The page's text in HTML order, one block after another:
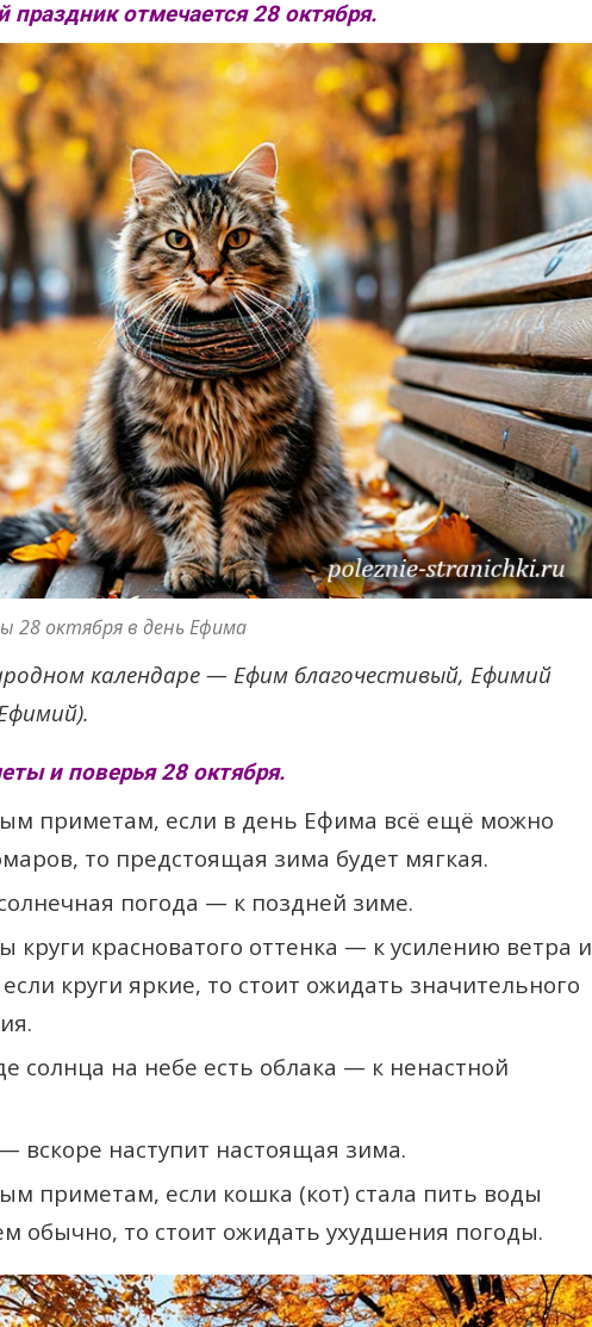
праздник отмечается 28 октября.
28 октября в день Ефима
календаре — Ефим благочестивый, Ефимий
и поверья 28 октября.
приметам, если в день Ефима всё ещё можно
то предстоящая зима будет мягкая.
погода — к поздней зиме.
круги красноватого оттенка — к усилению ветра и
круги яркие, то стоит ожидать значительного
солнца на небе есть облака — к ненастной
вскоре наступит настоящая зима.
приметам, если кошка (кот) стала пить воды
обычно, то стоит ожидать ухудшения погоды.